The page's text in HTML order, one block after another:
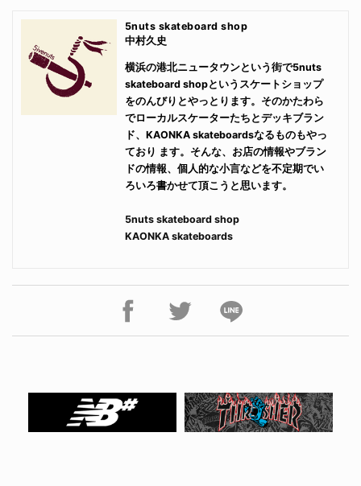
5nuts skateboard shop
中村久史
横浜の港北ニュータウンという街で5nuts
skateboard shopというスケートショップ
をのんびりとやっとります。そのかたわら
でローカルスケーターたちとデッキブラン
ド、KAONKA skateboardsなるものもやっ
ており ます。そんな、お店の情報やブラン
ドの情報、個人的な小言などを不定期でい
ろいろ書かせて頂こうと思います。
5nuts skateboard shop
KAONKA skateboards